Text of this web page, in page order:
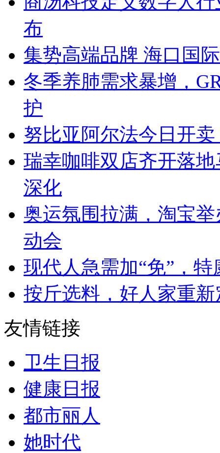
布
集势高端品牌 海口国
冬季养肺需求暴增，
护
努比亚阿尔法今日开
瑞幸咖啡双店齐开落
深化
奥运氛围拉满，淘宝
动会
现代人急需加“免”，
按斤选料，好人家重
友情链接
卫生日报
健康日报
都市丽人
她时代